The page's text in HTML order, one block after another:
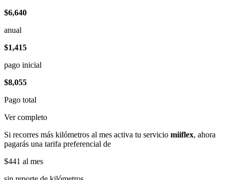
$6,640
anual
$1,415
pago inicial
$8,055
Pago total
Ver completo
Si recorres más kilómetros al mes activa tu servicio miiflex, ahora
pagarás una tarifa preferencial de
$441 al mes